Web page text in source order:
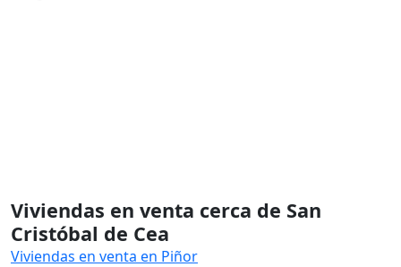
Viviendas en venta cerca de San
Cristóbal de Cea
Viviendas en venta en Piñor